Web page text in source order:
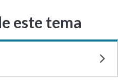
este tema